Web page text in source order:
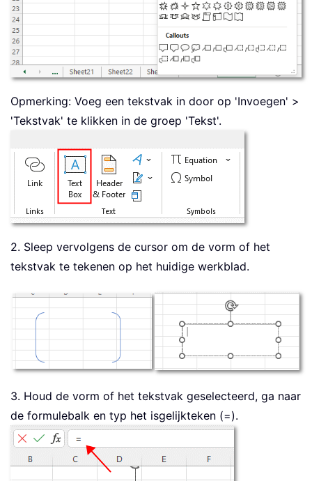
Opmerking: Voeg een tekstvak in door op 'Invoegen' >
'Tekstvak' te klikken in de groep 'Tekst'.
2. Sleep vervolgens de cursor om de vorm of het
tekstvak te tekenen op het huidige werkblad.
3. Houd de vorm of het tekstvak geselecteerd, ga naar
de formulebalk en typ het isgelijkteken (=).